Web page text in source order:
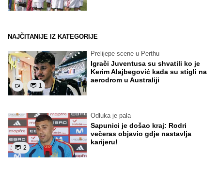
NAJČITANIJE IZ KATEGORIJE
1
Prelijepe scene u Perthu
Igrači Juventusa su shvatili ko je
Kerim Alajbegović kada su stigli na
aerodrom u Australiji
2
Odluka je pala
Sapunici je došao kraj: Rodri
večeras objavio gdje nastavlja
karijeru!